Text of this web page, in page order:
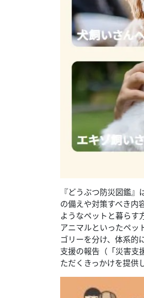
『どうぶつ防災図鑑
の備えや対策すべき内
ようなペットと暮らす
アニマルといったペッ
ゴリーを分け、体系的
支援の報告（「災害支
ただくきっかけを提供